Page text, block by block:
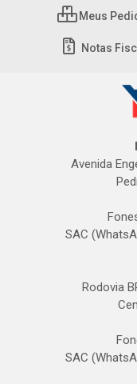
Meus
Notas
Avenida
SAC
Rodovia
SAC